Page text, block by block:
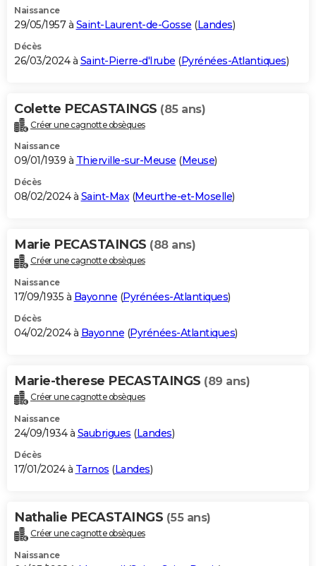
Naissance
29/05/1957 à Saint-Laurent-de-Gosse (Landes)
Décès
26/03/2024 à Saint-Pierre-d'Irube (Pyrénées-Atlantiques)
Colette PECASTAINGS (85 ans)
Créer une cagnotte obsèques
Naissance
09/01/1939 à Thierville-sur-Meuse (Meuse)
Décès
08/02/2024 à Saint-Max(Meurthe-et-Moselle)
Marie PECASTAINGS (88 ans)
Créer une cagnotte obsèques
Naissance
17/09/1935 à Bayonne (Pyrénées-Atlantiques)
Décès
04/02/2024 à Bayonne (Pyrénées-Atlantiques)
Marie-therese PECASTAINGS (89 ans)
Créer une cagnotte obsèques
Naissance
24/09/1934 à Saubrigues (Landes)
Décès
17/01/2024 à Tarnos (Landes)
Nathalie PECASTAINGS (55 ans)
Créer une cagnotte obsèques
Naissance